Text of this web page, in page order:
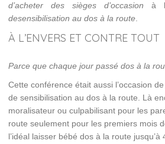
d’acheter des sièges d’occasion à
desensibilisation au dos à la route.
À L’ENVERS ET CONTRE TOUT
Parce que chaque jour passé dos à la
Cette conférence était aussi l’occasion
de sensibilisation au dos à la route. Là
moralisateur ou culpabilisant pour les
route seulement pour les premiers mois
l’idéal laisser bébé dos à la route jusqu’à